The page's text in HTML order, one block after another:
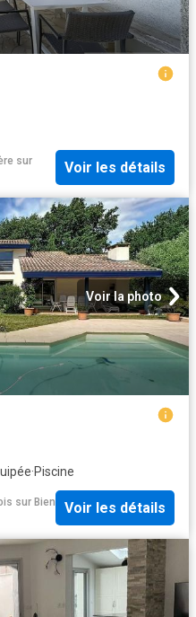
sur
Voir les détails
Voir la photo
·Piscine
sur Bien
Voir les détails